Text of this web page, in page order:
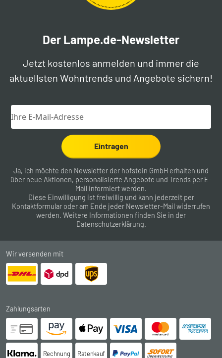
Der Lampe.de-Newsletter
Jetzt kostenlos anmelden und immer die
aktuellsten Wohntrends und Angebote sichern!
Eintragen
Ja, ich möchte den Newsletter der hofstein GmbH erhalten und
über neue Aktionen, personalisierte Angebote und Trends per E-
Mail informiert werden.
Diese Einwilligung ist freiwillig und kann jederzeit per
Kontaktformular oder am Ende jeder Newsletter-Mail widerrufen
werden. Weitere Informationen finden Sie in der
Datenschutzerklärung.
Wir versenden mit
Zahlungsarten
Rechnung Ratenkauf